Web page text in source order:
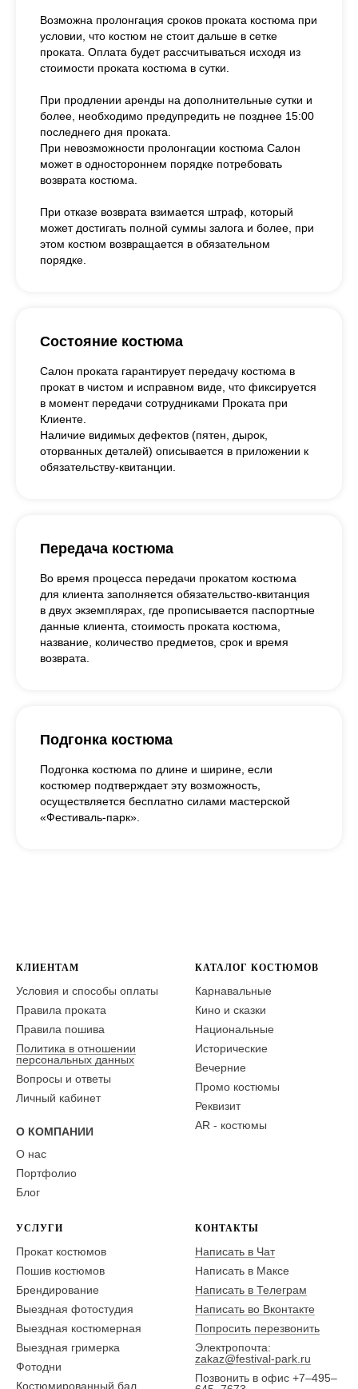
Возможна пролонгация сроков проката костюма при
условии, что костюм не стоит дальше в сетке
проката. Оплата будет рассчитываться исходя из
стоимости проката костюма в сутки.
При продлении аренды на дополнительные сутки и
более, необходимо предупредить не позднее 15:00
последнего дня проката.
При невозможности пролонгации костюма Салон
может в одностороннем порядке потребовать
возврата костюма.
При отказе возврата взимается штраф, который
может достигать полной суммы залога и более, при
этом костюм возвращается в обязательном
порядке.
Состояние костюма
Салон проката гарантирует передачу костюма в
прокат в чистом и исправном виде, что фиксируется
в момент передачи сотрудниками Проката при
Клиенте.
Наличие видимых дефектов (пятен, дырок,
оторванных деталей) описывается в приложении к
обязательству-квитанции.
Передача костюма
Во время процесса передачи прокатом костюма
для клиента заполняется обязательство-квитанция
в двух экземплярах, где прописывается паспортные
данные клиента, стоимость проката костюма,
название, количество предметов, срок и время
возврата.
Подгонка костюма
Подгонка костюма по длине и ширине, если
костюмер подтверждает эту возможность,
осуществляется бесплатно силами мастерской
«Фестиваль-парк».
КЛИЕНТАМ
Условия и способы оплаты
Правила проката
Правила пошива
Политика в отношении
персональных данных
Вопросы и ответы
Личный кабинет
О КОМПАНИИ
О нас
Портфолио
Блог
КАТАЛОГ КОСТЮМОВ
Карнавальные
Кино и сказки
Национальные
Исторические
Вечерние
Промо костюмы
Реквизит
AR - костюмы
УСЛУГИ
Прокат костюмов
Пошив костюмов
Брендирование
Выездная фотостудия
Выездная костюмерная
Выездная гримерка
Фотодни
Костюмированный бал
КОНТАКТЫ
Написать в Чат
Написать в Максе
Написать в Телеграм
Написать во Вконтакте
Попросить перезвонить
Электропочта:
zakaz@festival-park.ru
Позвонить в офис +7–495–